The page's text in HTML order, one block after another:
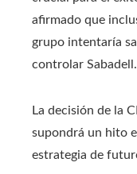
afirmado que
grupo intentaría
controlar Sabadell.
La decisión de la
supondrá un hito
estrategia de